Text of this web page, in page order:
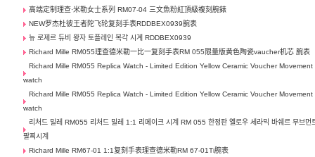
高端定制理查·米勒女士系列 RM07-04 三文魚粉紅頂級複刻腕錶
NEW罗杰杜彼王者陀飞轮复刻手表RDDBEX0939腕表
뉴 로제르 듀비 왕자 토플레인 복각 시계 RDDBEX0939
Richard Mille RM055理查德米勒一比一复刻手表RM 055限量版黄色陶瓷vaucher机芯 腕表
Richard Mille RM055 Replica Watch - Limited Edition Yellow Ceramic Voucher Movement
watch
Richard Mille RM055 Replica Watch - Limited Edition Yellow Ceramic Voucher Movement
watch
리처드 밀레 RM055 리처드 밀레 1:1 리메이크 시계 RM 055 한정판 옐로우 세라믹 바쉐르 무브먼
팔찌시계
Richard Mille RM67-01 1:1复刻手表理查德米勒RM 67-01Ti腕表